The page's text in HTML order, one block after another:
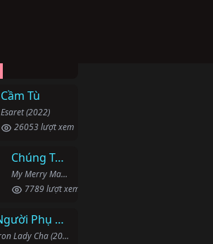
Cầm Tù
Esaret (2022)
26053 lượt xem
Chúng Ta Hãy Kết Hôn Nhé
My Merry Marriage / Hôn Nhân Hạnh Phúc (2024)
7789 lượt xem
Người Phụ Nữ Mạnh Mẽ
Iron Lady Cha (2015)